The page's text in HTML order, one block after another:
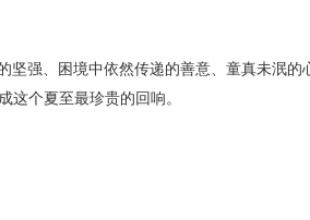
强、困境中依然传递的善意、童真未泯的
个夏至最珍贵的回响。